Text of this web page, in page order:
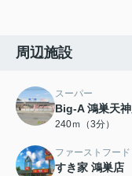
周辺施設
スーパー
Big-A 鴻巣天
240ｍ（3分）
ファーストフード
すき家 鴻巣店